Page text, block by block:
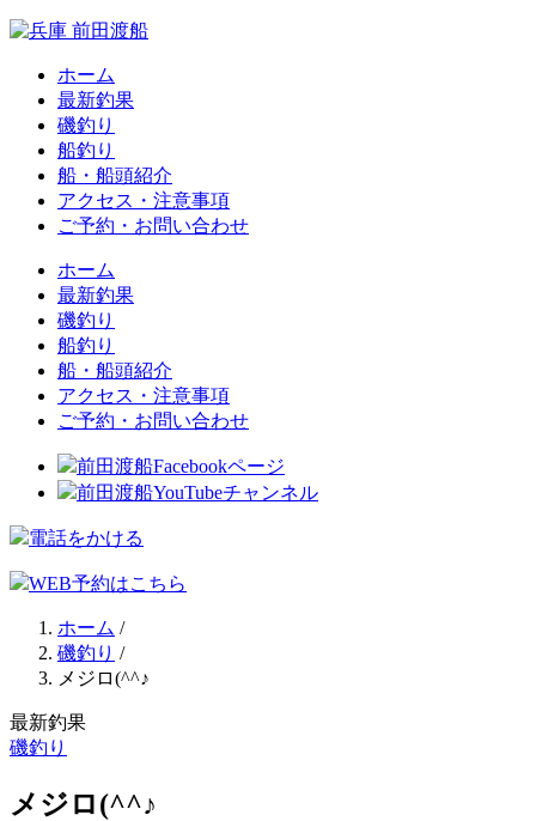
ホーム
最新釣果
磯釣り
船釣り
船・船頭紹介
アクセス・注意事項
ご予約・お問い合わせ
ホーム
最新釣果
磯釣り
船釣り
船・船頭紹介
アクセス・注意事項
ご予約・お問い合わせ
前田渡船Facebookページ
前田渡船YouTubeチャンネル
電話をかける
WEB予約はこちら
ホーム /
磯釣り /
メジロ(^^♪
最新釣果
磯釣り
メジロ(^^♪